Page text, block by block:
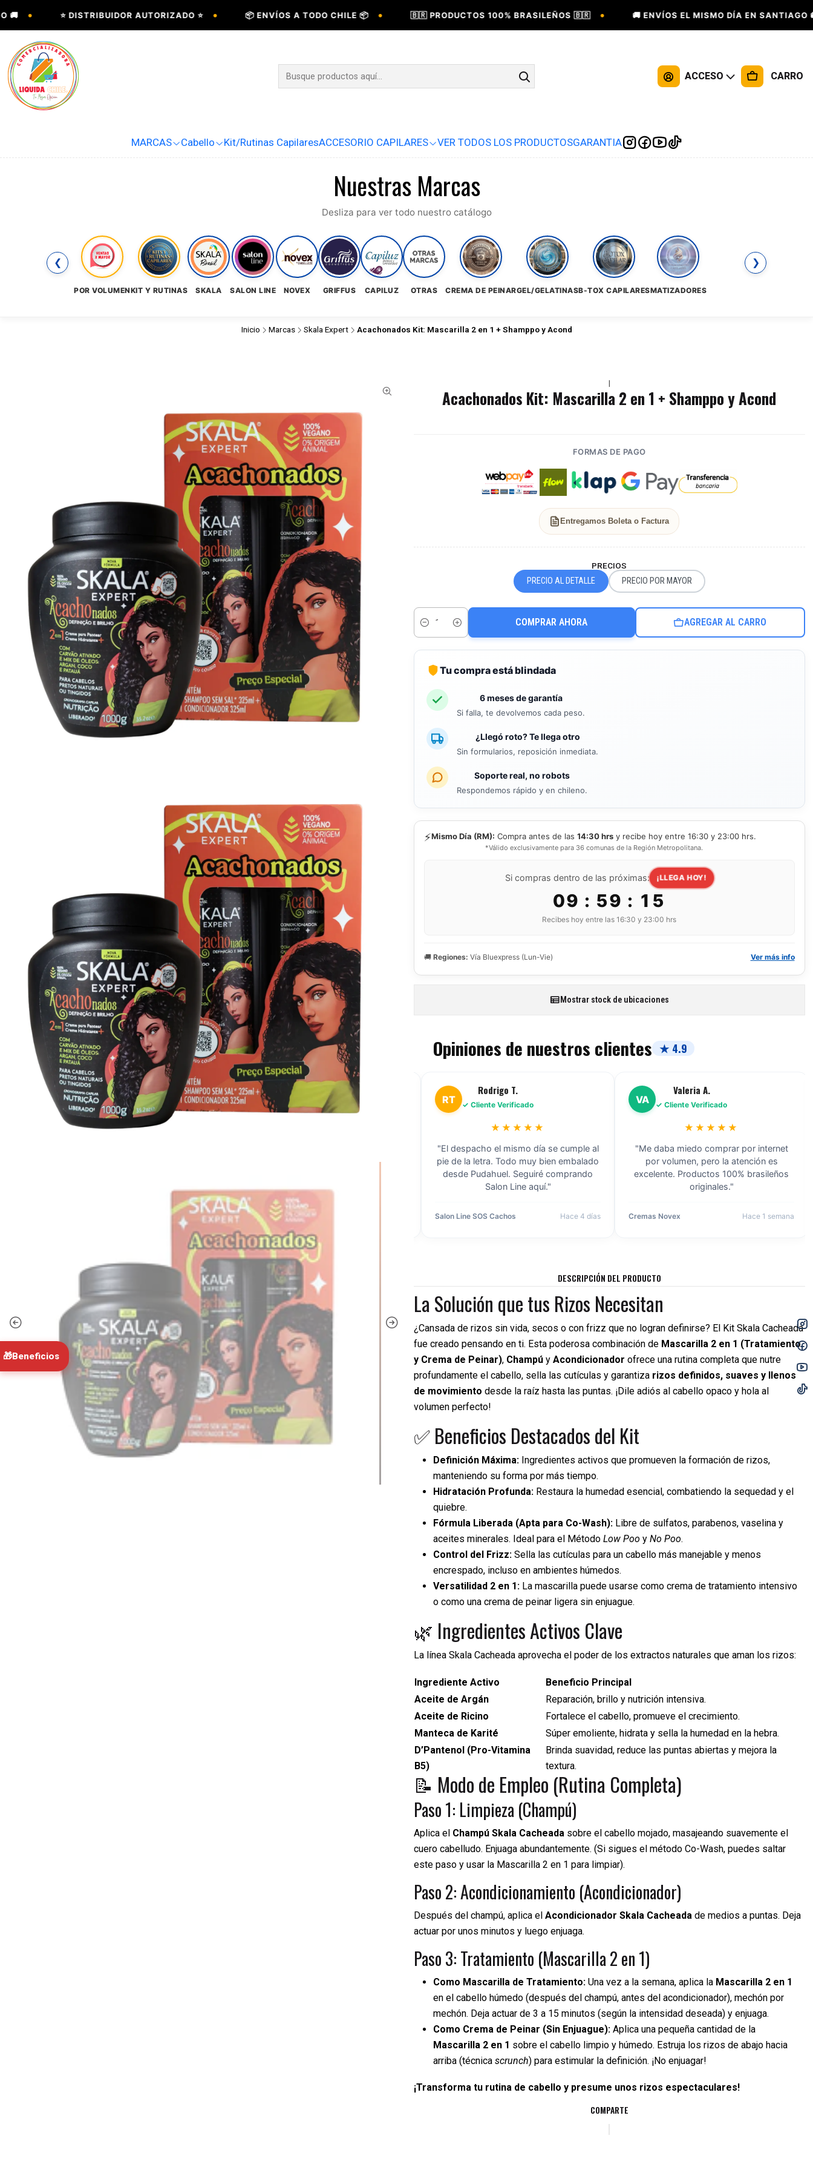
🎁Beneficios
⭐ DISTRIBUIDOR AUTORIZADO ⭐ • 📦 ENVÍOS A TODO CHILE 📦 • 🇧🇷 PRODUCTOS 100% BRASILEÑOS 🇧🇷 • 🚚 ENVÍOS EL MISMO DÍA EN SANTIAGO 🚚 •
ACCESO CARRO
MARCAS Cabello Kit/Rutinas CapilaresACCESORIO CAPILARES VER TODOS LOS PRODUCTOSGARANTIA
Nuestras Marcas
Desliza para ver todo nuestro catálogo
POR VOLUMENKIT Y RUTINAS SKALA SALON LINE NOVEX GRIFFUS CAPILUZ OTRAS CREMA DE PEINARGEL/GELATINASB-TOX CAPILARESMATIZADORES
❮ ❯
Inicio Marcas Skala Expert Acachonados Kit: Mascarilla 2 en 1 + Shamppo y Acond
|
Acachonados Kit: Mascarilla 2 en 1 + Shamppo y Acond
FORMAS DE PAGO
Entregamos Boleta o Factura
PRECIOS
PRECIO AL DETALLE PRECIO POR MAYOR
Cantidad
AGREGAR AL CARRO
COMPRAR AHORA
Tu compra está blindada
6 meses de garantía
Si falla, te devolvemos cada peso.
¿Llegó roto? Te llega otro
Sin formularios, reposición inmediata.
Soporte real, no robots
Respondemos rápido y en chileno.
⚡Mismo Día (RM): Compra antes de las 14:30 hrs y recibe hoy entre 16:30 y 23:00 hrs.
*Válido exclusivamente para 36 comunas de la Región Metropolitana.
Si compras dentro de las próximas: ¡LLEGA HOY!
09 : 59 : 14
Recibes hoy entre las 16:30 y 23:00 hrs
🚚 Regiones: Vía Bluexpress (Lun-Vie) Ver más info
Mostrar stock de ubicaciones
Opiniones de nuestros clientes ★ 4.9
MC
Marcela C.
✓ Cliente Verificado
cerradas de Skala para mi negocio en
Pack Mayorista Skala
RT
Rodrigo T.
✓ Cliente Verificado
★★★★★
"El despacho el mismo día se cumple al
pie de la letra. Todo muy bien embalado
desde Pudahuel. Seguiré comprando
Salon Line aquí."
Salon Line SOS Cachos Hace 4 días
VA
Valeria A.
✓ Cliente Verificado
★★★★★
"Me daba miedo comprar por internet
por volumen, pero la atención es
excelente. Productos 100% brasileños
originales."
Cremas Novex Hace 1 semana
DESCRIPCIÓN DEL PRODUCTO
La Solución que tus Rizos Necesitan
¿Cansada de rizos sin vida, secos o con frizz que no logran definirse? El Kit Skala Cacheada
fue creado pensando en ti. Esta poderosa combinación de Mascarilla 2 en 1 (Tratamiento
y Crema de Peinar), Champú y Acondicionador ofrece una rutina completa que nutre
profundamente el cabello, sella las cutículas y garantiza rizos definidos, suaves y llenos
de movimiento desde la raíz hasta las puntas. ¡Dile adiós al cabello opaco y hola al
volumen perfecto!
✅ Beneficios Destacados del Kit
Definición Máxima: Ingredientes activos que promueven la formación de rizos,
manteniendo su forma por más tiempo.
Hidratación Profunda: Restaura la humedad esencial, combatiendo la sequedad y el
quiebre.
Fórmula Liberada (Apta para Co-Wash): Libre de sulfatos, parabenos, vaselina y
aceites minerales. Ideal para el Método Low Poo y No Poo.
Control del Frizz: Sella las cutículas para un cabello más manejable y menos
encrespado, incluso en ambientes húmedos.
Versatilidad 2 en 1: La mascarilla puede usarse como crema de tratamiento intensivo
o como una crema de peinar ligera sin enjuague.
🌿 Ingredientes Activos Clave
La línea Skala Cacheada aprovecha el poder de los extractos naturales que aman los rizos:
Ingrediente Activo
Beneficio Principal
Aceite de Argán
Reparación, brillo y nutrición intensiva.
Aceite de Ricino
Fortalece el cabello, promueve el crecimiento.
Manteca de Karité
Súper emoliente, hidrata y sella la humedad en la hebra.
D’Pantenol (Pro-Vitamina
B5)
Brinda suavidad, reduce las puntas abiertas y mejora la
textura.
📝 Modo de Empleo (Rutina Completa)
Paso 1: Limpieza (Champú)
Aplica el Champú Skala Cacheada sobre el cabello mojado, masajeando suavemente el
cuero cabelludo. Enjuaga abundantemente. (Si sigues el método Co-Wash, puedes saltar
este paso y usar la Mascarilla 2 en 1 para limpiar).
Paso 2: Acondicionamiento (Acondicionador)
Después del champú, aplica el Acondicionador Skala Cacheada de medios a puntas. Deja
actuar por unos minutos y luego enjuaga.
Paso 3: Tratamiento (Mascarilla 2 en 1)
Como Mascarilla de Tratamiento: Una vez a la semana, aplica la Mascarilla 2 en 1
en el cabello húmedo (después del champú, antes del acondicionador), mechón por
mechón. Deja actuar de 3 a 15 minutos (según la intensidad deseada) y enjuaga.
Como Crema de Peinar (Sin Enjuague): Aplica una pequeña cantidad de la
Mascarilla 2 en 1 sobre el cabello limpio y húmedo. Estruja los rizos de abajo hacia
arriba (técnica scrunch) para estimular la definición. ¡No enjuagar!
¡Transforma tu rutina de cabello y presume unos rizos espectaculares!
COMPARTE